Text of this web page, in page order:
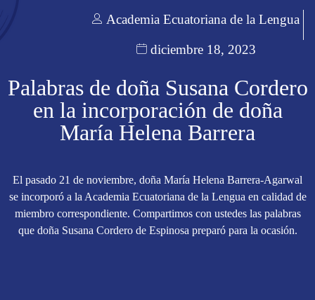
Academia Ecuatoriana de la Lengua
diciembre 18, 2023
Palabras de doña Susana Cordero
en la incorporación de doña
María Helena Barrera
El pasado 21 de noviembre, doña María Helena Barrera-Agarwal
se incorporó a la Academia Ecuatoriana de la Lengua en calidad de
miembro correspondiente. Compartimos con ustedes las palabras
que doña Susana Cordero de Espinosa preparó para la ocasión.